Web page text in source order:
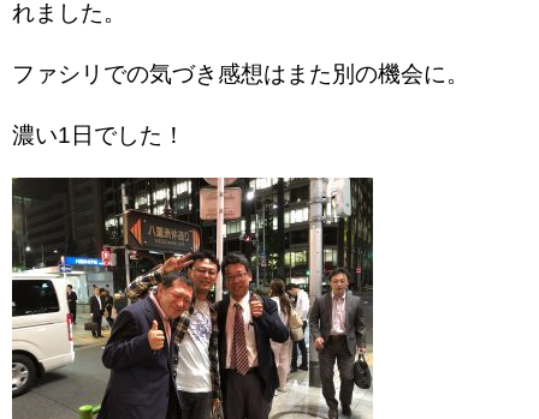
れました。
ファシリでの気づき感想はまた別の機会に。
濃い1日でした！